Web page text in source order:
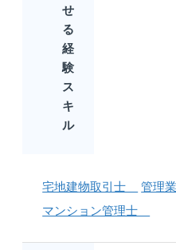
せ
る
経
験
ス
キ
ル
宅地建物取引士
管理
マンション管理士